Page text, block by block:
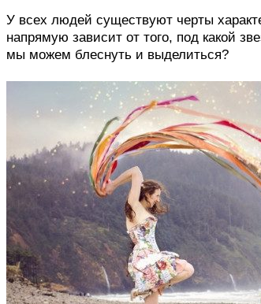
У всех людей существуют черты
напрямую зависит от того, под какой
мы можем блеснуть и выделиться?